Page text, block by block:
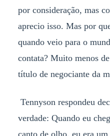
por consideração, mas
aprecio isso. Mas por
quando veio para o
contata? Muito menos
título de negociante da
Tennyson respondeu
verdade: Quando eu